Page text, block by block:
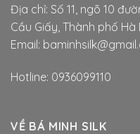
Địa chỉ: Số 11, ngõ 10
Cầu Giấy, Thành phố Hà
Email:
Hotline: 0936099110
VỀ BÁ MINH SILK